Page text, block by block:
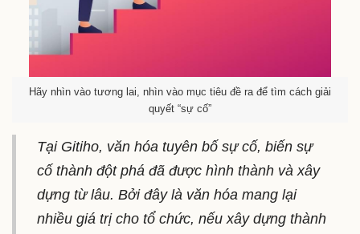
Hãy nhìn vào tương lai, nhìn vào mục tiêu đề ra để tìm cách giải
quyết “sự cố”
Tại Gitiho, văn hóa tuyên bố sự cố, biến sự
cố thành đột phá đã được hình thành và xây
dựng từ lâu. Bởi đây là văn hóa mang lại
nhiều giá trị cho tổ chức, nếu xây dựng thành